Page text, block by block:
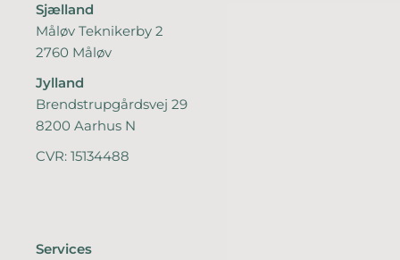
Sjælland
Måløv Teknikerby 2
2760 Måløv
Jylland
Brendstrupgårdsvej 29
8200 Aarhus N
CVR: 15134488
Services